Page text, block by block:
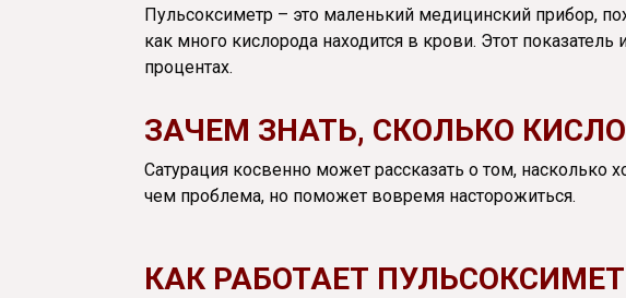
Пульсоксиметр – это маленький медицинский прибор,
как много кислорода находится в крови. Этот
процентах.
ЗАЧЕМ ЗНАТЬ, СКОЛЬКО
Сатурация косвенно может рассказать о том, насколько
чем проблема, но поможет вовремя насторожиться.
КАК РАБОТАЕТ